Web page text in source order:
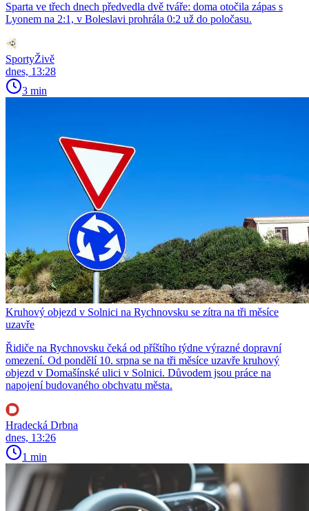
Sparta ve třech dnech předvedla dvě tváře: doma otočila zápas s
Lyonem na 2:1, v Boleslavi prohrála 0:2 už do poločasu.
SportyŽivě
dnes, 13:28
3 min
Kruhový objezd v Solnici na Rychnovsku se zítra na tři měsíce
uzavře
Řidiče na Rychnovsku čeká od příštího týdne výrazné dopravní
omezení. Od pondělí 10. srpna se na tři měsíce uzavře kruhový
objezd v Domašínské ulici v Solnici. Důvodem jsou práce na
napojení budovaného obchvatu města.
Hradecká Drbna
dnes, 13:26
1 min